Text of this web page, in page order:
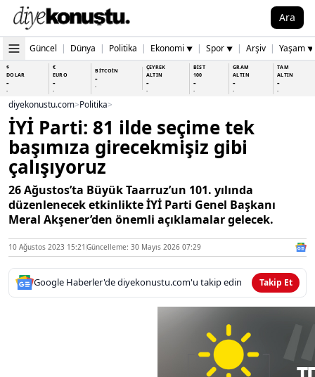
Ara
Güncel | Dünya | Politika | Ekonomi ▼ | Spor ▼ | Arşiv | Yaşam ▼
$
DOLAR
-
-
€
EURO
-
-
BİTCOİN
-
-
ÇEYREK
ALTIN
-
-
BİST
100
-
-
GRAM
ALTIN
-
-
TAM
ALTIN
-
-
diyekonustu.com>Politika>
İYİ Parti: 81 ilde seçime tek
başımıza girecekmişiz gibi
çalışıyoruz
26 Ağustos’ta Büyük Taarruz’un 101. yılında
düzenlenecek etkinlikte İYİ Parti Genel Başkanı
Meral Akşener’den önemli açıklamalar gelecek.
10 Ağustos 2023 15:21 Güncelleme: 30 Mayıs 2026 07:29
Google Haberler'de diyekonustu.com'u takip edin Takip Et